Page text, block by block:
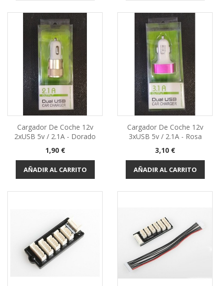
Cargador De Coche 12v
2xUSB 5v / 2.1A - Dorado
Precio
1,90 €
AÑADIR AL CARRITO
Cargador De Coche 12v
3xUSB 5v / 2.1A - Rosa
Precio
3,10 €
AÑADIR AL CARRITO